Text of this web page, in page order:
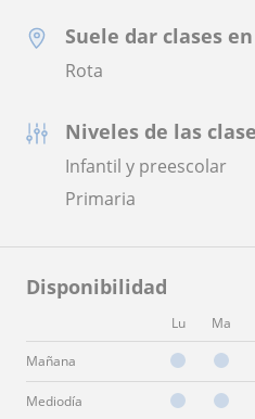
Suele dar clases en
Rota
Niveles de las
Infantil y preescolar
Primaria
Disponibilidad
Lu Ma
Mañana
Mediodía